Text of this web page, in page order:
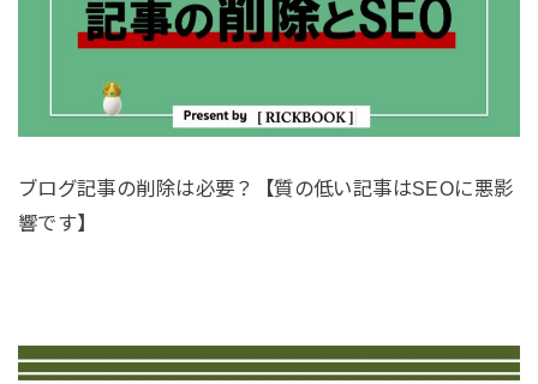
ブログ記事の削除は必要？【質の低い記事はSEOに悪影
響です】